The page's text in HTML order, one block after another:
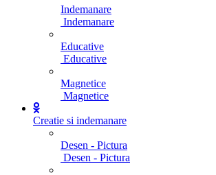
Indemanare
Indemanare
Educative
Educative
Magnetice
Magnetice
Creatie si indemanare
Desen - Pictura
Desen - Pictura